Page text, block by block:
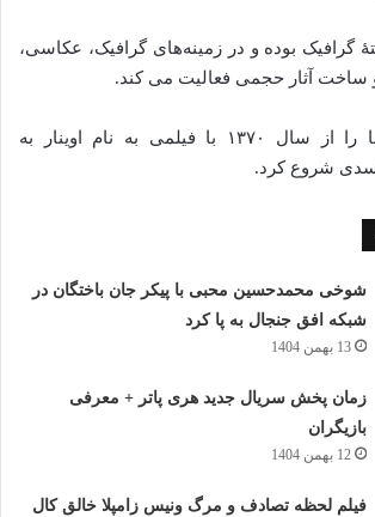
گرافیک بوده و در زمینه‌های گرافیک، عکاسی،
ساخت آثار حجمی فعالیت می‌ کند.
وی بازی در سینما را از سال ۱۳۷۰ با فیلمی به نام اوینار به
شروع کرد.
شوخی محمدحسین محبی با پیکر جان باختگان در
شبکه افق جنجال به پا کرد
13 بهمن 1404
زمان پخش سریال جدید هری پاتر + معرفی
بازیگران
12 بهمن 1404
فیلم لحظه تصادف و مرگ ونیس زامپلا خالق کال